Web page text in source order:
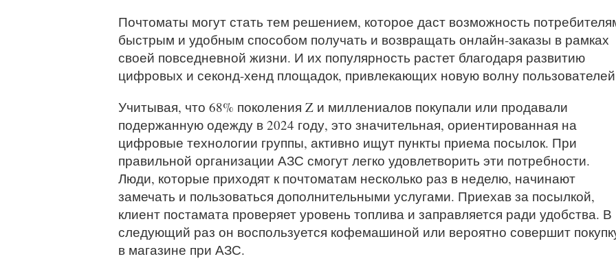
Почтоматы могут стать тем решением, которое даст возможность
быстрым и удобным способом получать и возвращать онлайн-заказы в рамках
своей повседневной жизни. И их популярность растет благодаря развитию
цифровых и секонд-хенд площадок, привлекающих новую волну
Учитывая, что 68% поколения Z и миллениалов покупали или продавали
подержанную одежду в 2024 году, это значительная, ориентированная на
цифровые технологии группы, активно ищут пункты приема посылок. При
правильной организации АЗС смогут легко удовлетворить эти потребности.
Люди, которые приходят к почтоматам несколько раз в неделю, начинают
замечать и пользоваться дополнительными услугами. Приехав за посылкой,
клиент постамата проверяет уровень топлива и заправляется ради удобства. В
следующий раз он воспользуется кофемашиной или вероятно совершит
в магазине при АЗС.